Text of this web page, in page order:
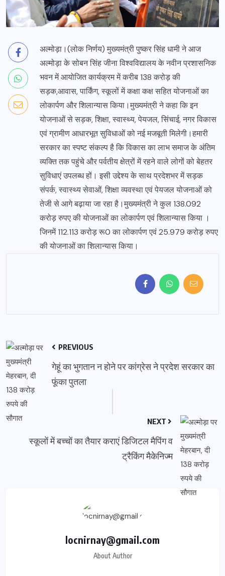
अल्मोड़ा।(लोक निर्णय) मुख्यमंत्री पुष्कर सिंह धामी ने आज
अल्मोड़ा के सोबन सिंह जीना विश्वविद्यालय के नवीन प्रशासनिक
भवन में आयोजित कार्यक्रम में करीब 138 करोड़ की
सड़क,आवास, पार्किंग, स्कूलों में कक्षा कक्ष सहित योजनाओं का
लोकार्पण और शिलान्यास किया।मुख्यमंत्री ने कहा कि इन
योजनाओं से सड़क, शिक्षा, स्वास्थ्य, पेयजल, सिंचाई, नगर विकास
एवं ग्रामीण आधारभूत सुविधाओं को नई मजबूती मिलेगी।हमारी
सरकार का स्पष्ट संकल्प है कि विकास का लाभ समाज के अंतिम
व्यक्ति तक पहुंचे और पर्वतीय क्षेत्रों में रहने वाले लोगों को बेहतर
सुविधाएं उपलब्ध हों। इसी उद्देश्य के साथ प्रदेशभर में सड़क
संपर्क, स्वास्थ्य सेवाओं, शिक्षा व्यवस्था एवं पेयजल योजनाओं को
तेजी से आगे बढ़ाया जा रहा है।मुख्यमंत्री ने कुल 138.092
करोड़ रुपए की योजनाओं का लोकार्पण एवं शिलान्यास किया ।
जिनमें 112.113 करोड़ रू0 का लोकार्पण एवं 25.979 करोड़ रुपए
की योजनाओं का शिलान्यास किया।
PREVIOUS
गेहूं का भुगतान न होने पर कांग्रेस ने प्रदेश सरकार का
फूंका पुतला
NEXT
स्कूलों में बच्चों का तैयार कराएं डिजिटल मैपिंग व
ट्रैकिंग मैकेनिज्म
locnirnay@gmail.com
About Author